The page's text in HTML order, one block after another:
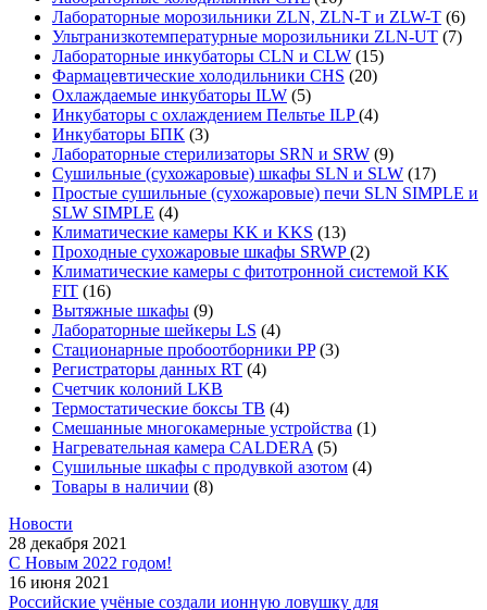
Лабораторные морозильники ZLN, ZLN-T и ZLW-T (6)
Ультранизкотемпературные морозильники ZLN-UT (7)
Лабораторные инкубаторы CLN и CLW (15)
Фармацевтические холодильники CHS (20)
Охлаждаемые инкубаторы ILW (5)
Инкубаторы с охлаждением Пельтье ILP(4)
Инкубаторы БПК (3)
Лабораторные стерилизаторы SRN и SRW (9)
Сушильные (сухожаровые) шкафы SLN и SLW (17)
Простые сушильные (сухожаровые) печи SLN SIMPLE и
SLW SIMPLE (4)
Климатические камеры KK и KKS (13)
Проходные сухожаровые шкафы SRWP(2)
Климатические камеры с фитотронной системой KK
FIT (16)
Вытяжные шкафы (9)
Лабораторные шейкеры LS (4)
Стационарные пробоотборники PP (3)
Регистраторы данных RT (4)
Счетчик колоний LKB
Термостатические боксы TB (4)
Смешанные многокамерные устройства (1)
Нагревательная камера CALDERA (5)
Сушильные шкафы с продувкой азотом (4)
Товары в наличии (8)
Новости
28 декабря 2021
С Новым 2022 годом!
16 июня 2021
Российские учёные создали ионную ловушку для